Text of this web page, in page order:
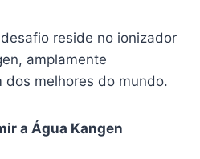
reside no ionizador
amplamente
dos melhores do mundo.
a Água Kangen